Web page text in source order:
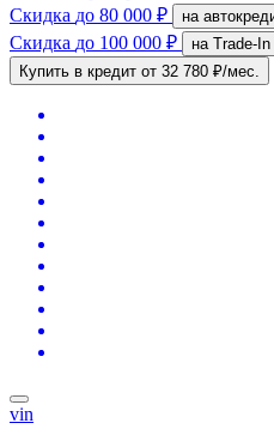
Скидка до 80 000 ₽ на
Скидка до 100 000 ₽
на Trade-In
Купить в кредит от 32 780 ₽/мес.
vin